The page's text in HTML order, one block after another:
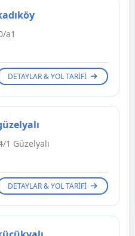
a1
DETAYLAR & YOL TARIFI
1 Güzelyalı
DETAYLAR & YOL TARIFI